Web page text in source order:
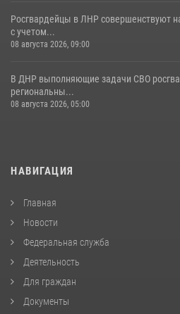
Росгвардейцы в ЛНР совершенствуют
с учетом...
08 августа 2026, 09:00
В ДНР выполняющие задачи СВО
региональны...
08 августа 2026, 05:00
НАВИГАЦИЯ
Главная
Новости
Федеральная служба
Деятельность
Для граждан
Документы